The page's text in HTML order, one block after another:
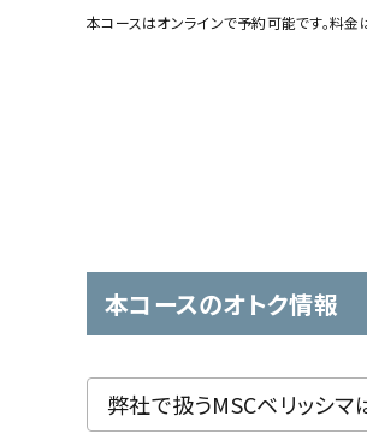
本コースはオンラインで予約可能です。料
本コースのオトク情報
弊社で扱うMSCベリッシマ